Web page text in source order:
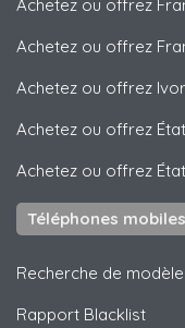
Achetez ou offrez
Achetez ou offrez
Achetez ou offrez
Achetez ou offrez
Achetez ou offrez
Téléphones
Recherche de
Rapport Blacklist